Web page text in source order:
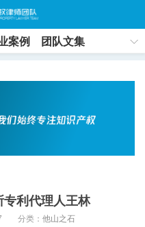
案例
团队文集
利代理人王林
分类： 他山之石